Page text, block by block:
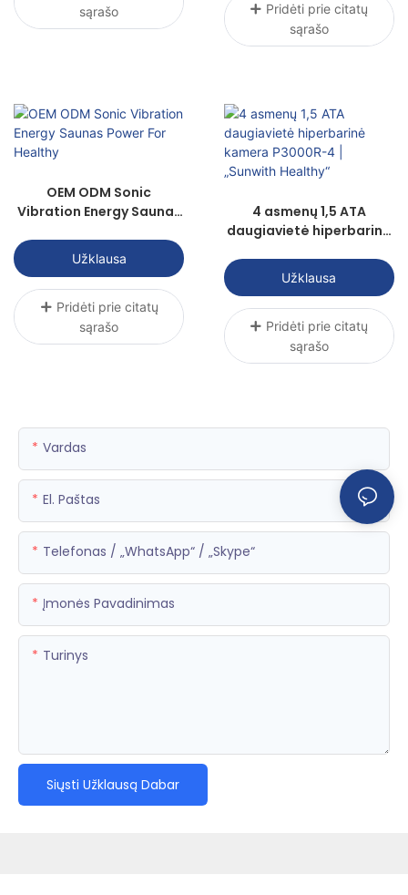
sąrašo
Pridėti prie citatų
sąrašo
OEM ODM Sonic
Vibration Energy Saunas
Užklausa
Pridėti prie citatų
sąrašo
4 asmenų 1,5 ATA
daugiavietė hiperbarinė
„Sunwith Healthy“
Užklausa
Pridėti prie citatų
sąrašo
Vardas
El. Paštas
Telefonas / „WhatsApp“ / „Skype“
Įmonės Pavadinimas
Turinys
Siųsti Užklausą Dabar